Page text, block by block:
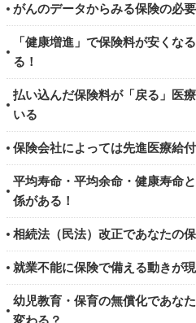
がんのデータからみる保険の必
「健康増進」で保険料が安くな
る！
払い込んだ保険料が「戻る」医
いる
保険会社によっては先進医療給
平均寿命・平均余命・健康寿命
係がある！
相続法（民法）改正であなたの
就業不能に保険で備える動きが現
幼児教育・保育の無償化であな
変わる？